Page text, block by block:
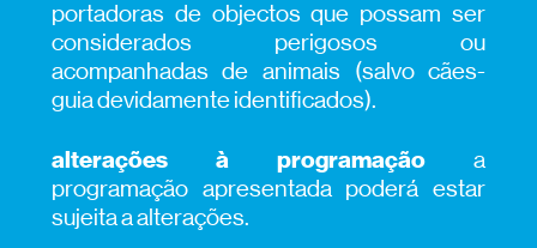
portadoras de objectos que possam ser
considerados perigosos ou
acompanhadas de animais (salvo cães-
guia devidamente identificados).
alterações à programação a
programação apresentada poderá estar
sujeita a alterações.